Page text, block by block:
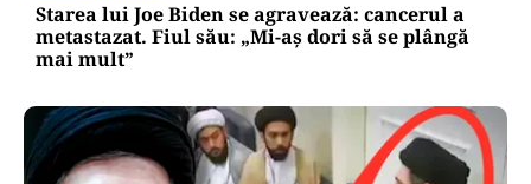
Starea lui Joe Biden se agravează: cancerul a
metastazat. Fiul său: „Mi-aș dori să se plângă
mai mult”